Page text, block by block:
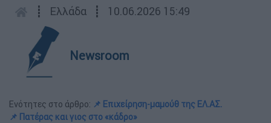
┋ Ελλάδα ┋ 10.06.2026 15:49
Newsroom
Ενότητες στο άρθρο: 📌 Επιχείρηση-μαμούθ της ΕΛ.ΑΣ.
📌 Πατέρας και γιος στο «κάδρο»